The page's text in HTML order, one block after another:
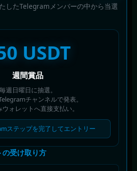
したTelegramメンバーの中から当選
USDT
週間賞品
毎週日曜日に抽選。
チャンネルで発表。
ォレットへ直接支払い。
ステップを完了してエントリー
の受け取り方